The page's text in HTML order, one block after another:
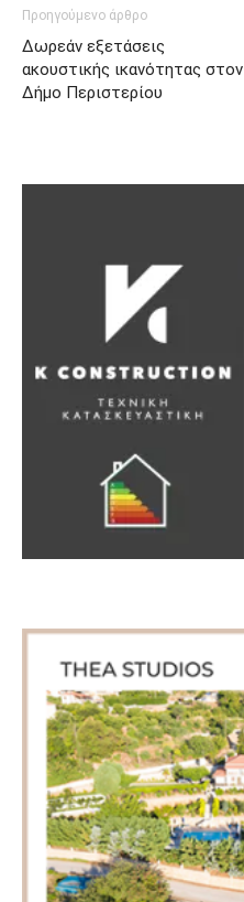
Προηγούμενο άρθρο
Δωρεάν εξετάσεις
ακουστικής ικανότητας στον
Δήμο Περιστερίου